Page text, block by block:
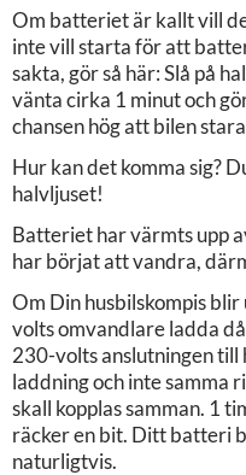
Om batteriet är kallt vill
inte vill starta för att
sakta, gör så här: Slå på
vänta cirka 1 minut och
chansen hög att bilen
Hur kan det komma sig?
halvljuset!
Batteriet har värmts upp
har börjat att vandra,
Om Din husbilskompis
volts omvandlare ladda
230-volts anslutningen till
laddning och inte samma
skall kopplas samman. 1
räcker en bit. Ditt batteri
naturligtvis.